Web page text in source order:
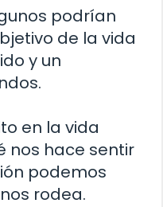
podrían
de la vida
y un
en la vida
nos hace sentir
podemos
rodea.